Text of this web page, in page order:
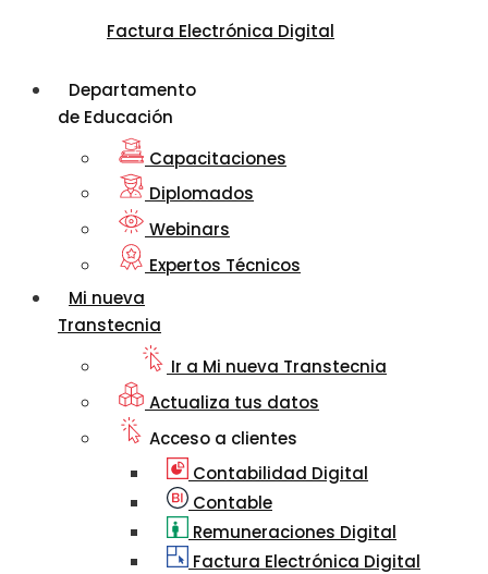
Factura Electrónica Digital
Departamento
de Educación
Capacitaciones
Diplomados
Webinars
Expertos Técnicos
Mi nueva
Transtecnia
Ir a Mi nueva Transtecnia
Actualiza tus datos
Acceso a clientes
Contabilidad Digital
Contable
Remuneraciones Digital
Factura Electrónica Digital